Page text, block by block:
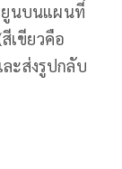
นบนแผนที่
เขียวคือ
ะส่งรูปกลับ